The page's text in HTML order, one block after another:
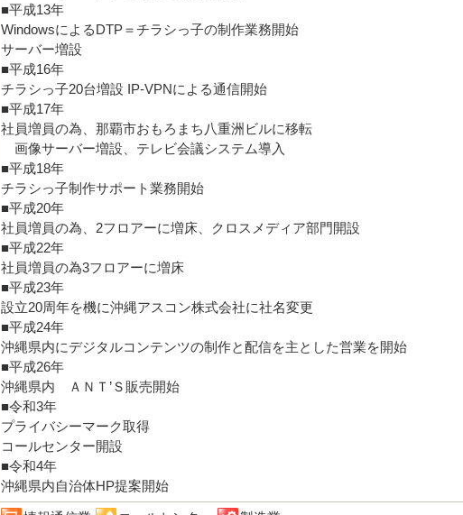
■平成13年
WindowsによるDTP＝チラシっ子の制作業務開始
サーバー増設
■平成16年
チラシっ子20台増設 IP-VPNによる通信開始
■平成17年
社員増員の為、那覇市おもろまち八重洲ビルに移転
画像サーバー増設、テレビ会議システム導入
■平成18年
チラシっ子制作サポート業務開始
■平成20年
社員増員の為、2フロアーに増床、クロスメディア部門開設
■平成22年
社員増員の為3フロアーに増床
■平成23年
設立20周年を機に沖縄アスコン株式会社に社名変更
■平成24年
沖縄県内にデジタルコンテンツの制作と配信を主とした営業を開始
■平成26年
沖縄県内 ＡＮＴ’Ｓ販売開始
■令和3年
プライバシーマーク取得
コールセンター開設
■令和4年
沖縄県内自治体HP提案開始